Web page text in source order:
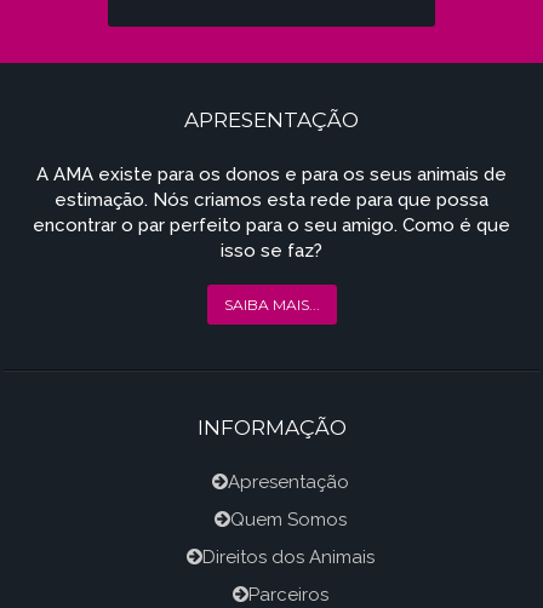
APRESENTAÇÃO
A AMA existe para os donos e para os seus animais de
estimação. Nós criamos esta rede para que possa
encontrar o par perfeito para o seu amigo. Como é que
isso se faz?
SAIBA MAIS...
INFORMAÇÃO
Apresentação
Quem Somos
Direitos dos Animais
Parceiros